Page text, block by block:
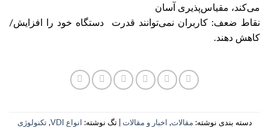
می‌کند، مقیاس‌پذیری آسان
نقاط ضعف: کاربران نمی‌توانند قدرت دستگاه خود را افزایش/
کاهش دهند.
دسته بندی نوشته: مقالات, اخبار و مقالات | تگ نوشته: انواع VDI ,تکنولوژی